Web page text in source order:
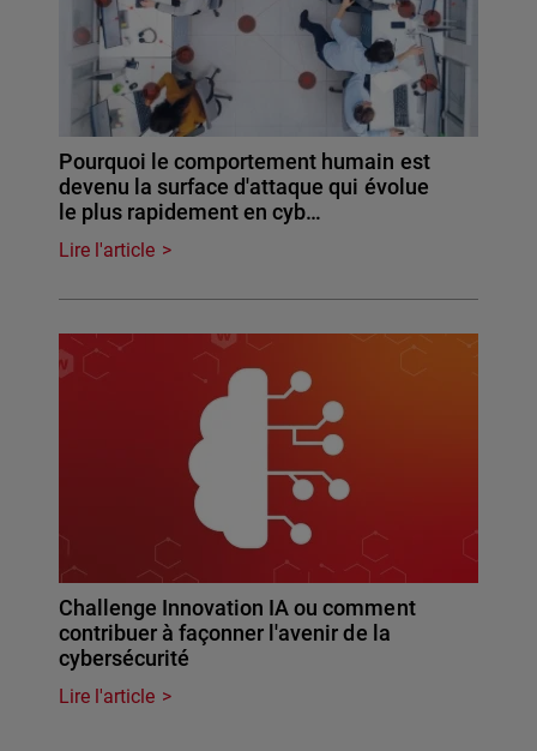
Pourquoi le comportement humain est
devenu la surface d'attaque qui évolue
le plus rapidement en cyb…
Lire l'article
Challenge Innovation IA ou comment
contribuer à façonner l'avenir de la
cybersécurité
Lire l'article